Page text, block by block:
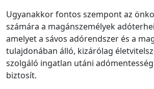
Ugyanakkor fontos szempont az
számára a magánszemélyek
amelyet a sávos adórendszer és a
tulajdonában álló, kizárólag
szolgáló ingatlan utáni
biztosít.